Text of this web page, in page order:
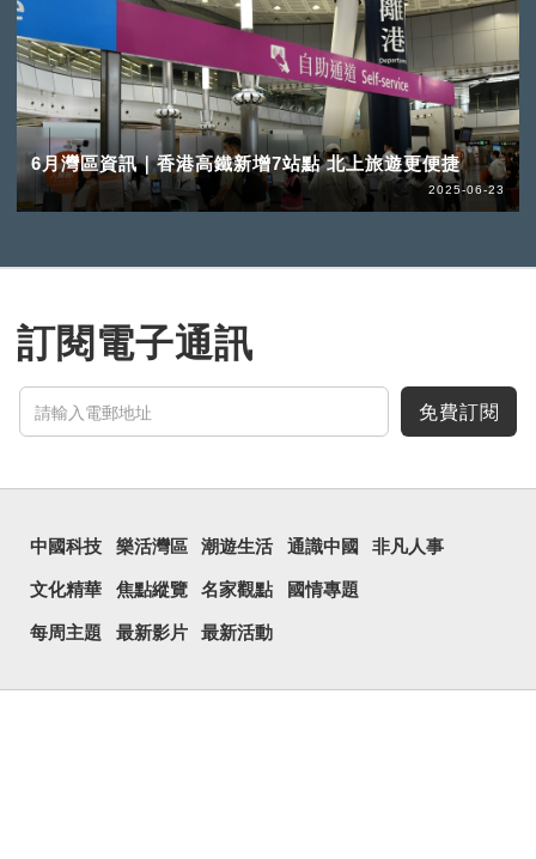
6月灣區資訊｜香港高鐵新增7站點 北上旅遊更便捷
2025-06-23
訂閱電子通訊
免費訂閱
中國科技 樂活灣區 潮遊生活 通識中國 非凡人事
文化精華 焦點縱覽 名家觀點 國情專題
每周主題 最新影片 最新活動